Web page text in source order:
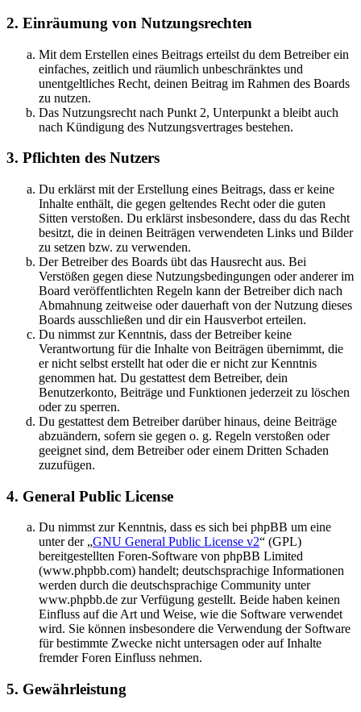
2. Einräumung von Nutzungsrechten
Mit dem Erstellen eines Beitrags erteilst du dem Betreiber ein
einfaches, zeitlich und räumlich unbeschränktes und
unentgeltliches Recht, deinen Beitrag im Rahmen des Boards
zu nutzen.
Das Nutzungsrecht nach Punkt 2, Unterpunkt a bleibt auch
nach Kündigung des Nutzungsvertrages bestehen.
3. Pflichten des Nutzers
Du erklärst mit der Erstellung eines Beitrags, dass er keine
Inhalte enthält, die gegen geltendes Recht oder die guten
Sitten verstoßen. Du erklärst insbesondere, dass du das Recht
besitzt, die in deinen Beiträgen verwendeten Links und Bilder
zu setzen bzw. zu verwenden.
Der Betreiber des Boards übt das Hausrecht aus. Bei
Verstößen gegen diese Nutzungsbedingungen oder anderer im
Board veröffentlichten Regeln kann der Betreiber dich nach
Abmahnung zeitweise oder dauerhaft von der Nutzung dieses
Boards ausschließen und dir ein Hausverbot erteilen.
Du nimmst zur Kenntnis, dass der Betreiber keine
Verantwortung für die Inhalte von Beiträgen übernimmt, die
er nicht selbst erstellt hat oder die er nicht zur Kenntnis
genommen hat. Du gestattest dem Betreiber, dein
Benutzerkonto, Beiträge und Funktionen jederzeit zu löschen
oder zu sperren.
Du gestattest dem Betreiber darüber hinaus, deine Beiträge
abzuändern, sofern sie gegen o. g. Regeln verstoßen oder
geeignet sind, dem Betreiber oder einem Dritten Schaden
zuzufügen.
4. General Public License
Du nimmst zur Kenntnis, dass es sich bei phpBB um eine
unter der „GNU General Public License v2“ (GPL)
bereitgestellten Foren-Software von phpBB Limited
(www.phpbb.com) handelt; deutschsprachige Informationen
werden durch die deutschsprachige Community unter
www.phpbb.de zur Verfügung gestellt. Beide haben keinen
Einfluss auf die Art und Weise, wie die Software verwendet
wird. Sie können insbesondere die Verwendung der Software
für bestimmte Zwecke nicht untersagen oder auf Inhalte
fremder Foren Einfluss nehmen.
5. Gewährleistung